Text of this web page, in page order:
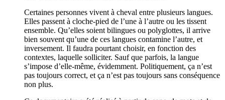
Certaines personnes vivent à cheval entre plusieurs langues.
Elles passent à cloche-pied de l’une à l’autre ou les tissent
ensemble. Qu’elles soient bilingues ou polyglottes, il arrive
bien souvent qu’une de ces langues contamine l’autre, et
inversement. Il faudra pourtant choisir, en fonction des
contextes, laquelle solliciter. Sauf que parfois, la langue
s’impose d’elle-même, évidemment. Politiquement, ça n’est
pas toujours correct, et ça n’est pas toujours sans conséquence
non plus.